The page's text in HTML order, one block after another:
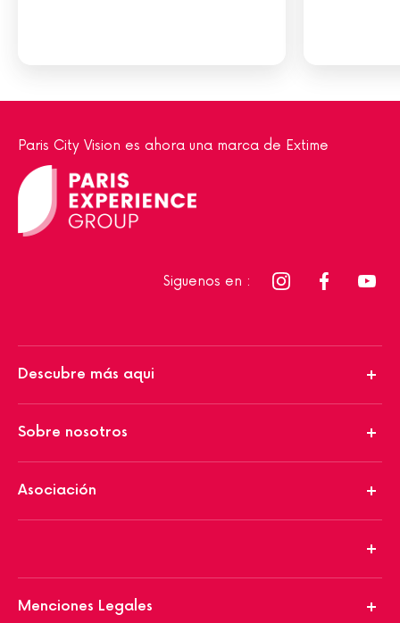
Paris City Vision es ahora una marca de Extime
Siguenos en :
Descubre más aqui
Sobre nosotros
Asociación
Menciones Legales